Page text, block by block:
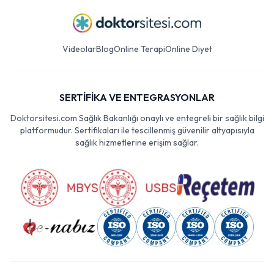
VideolarBlogOnline TerapiOnline Diyet
SERTİFİKA VE ENTEGRASYONLAR
Doktorsitesi.com Sağlık Bakanlığı onaylı ve entegreli bir sağlık bilgi
platformudur. Sertifikaları ile tescillenmiş güvenilir altyapısıyla
sağlık hizmetlerine erişim sağlar.